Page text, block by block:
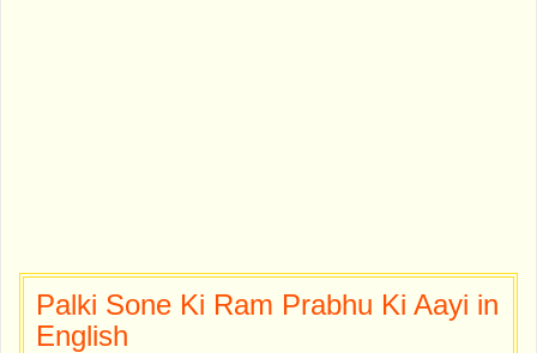
Palki Sone Ki Ram Prabhu Ki Aayi in
English